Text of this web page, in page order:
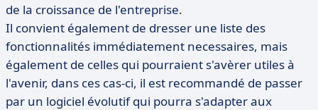
de la croissance de l'entreprise.
Il convient également de dresser une liste des
fonctionnalités immédiatement necessaires, mais
également de celles qui pourraient s'avèrer utiles à
l'avenir, dans ces cas-ci, il est recommandé de passer
par un logiciel évolutif qui pourra s'adapter aux